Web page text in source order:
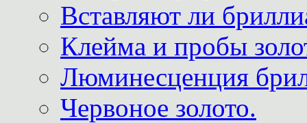
Вставляют ли
Клейма и пробы
Люминесценция
Червоное золото.